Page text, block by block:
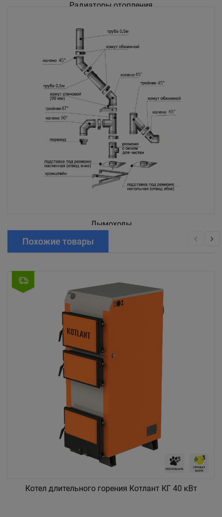
Радиаторы отопления
Дымоходы
Похожие товары
Котел длительного горения Котлант КГ 40 кВт